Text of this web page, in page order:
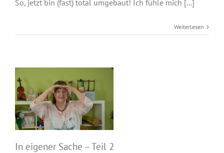
So, jetzt bin (fast) total umgebaut! Ich fühle mich [...]
Weiterlesen
In eigener Sache –
Teil 2
In eigener Sache – Teil 2